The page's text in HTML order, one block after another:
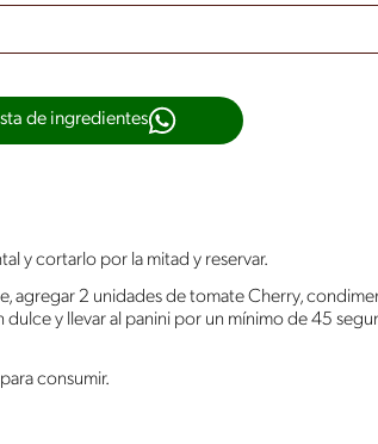
de ingredientes
y cortarlo por la mitad y reservar.
agregar 2 unidades de tomate Cherry,
y llevar al panini por un mínimo de 45
consumir.